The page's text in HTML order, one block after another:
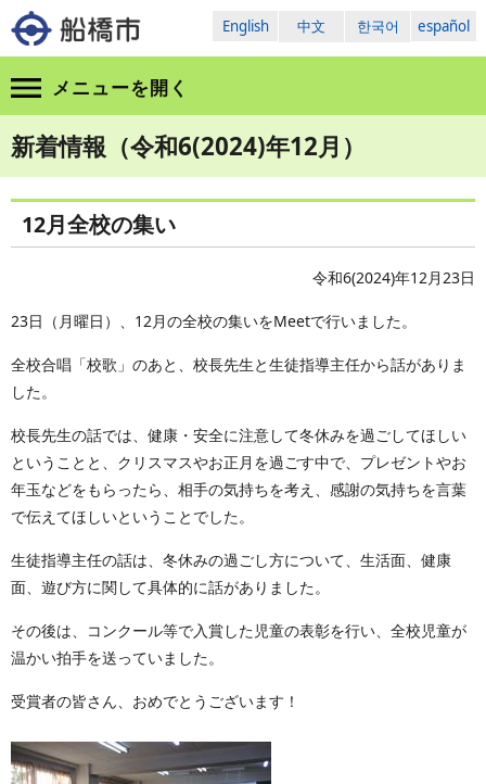
English 中文 한국어 español
メニューを開く
新着情報（令和6(2024)年12月）
12月全校の集い
令和6(2024)年12月23日
23日（月曜日）、12月の全校の集いをMeetで行いました。
全校合唱「校歌」のあと、校長先生と生徒指導主任から話がありま
した。
校長先生の話では、健康・安全に注意して冬休みを過ごしてほしい
ということと、クリスマスやお正月を過ごす中で、プレゼントやお
年玉などをもらったら、相手の気持ちを考え、感謝の気持ちを言葉
で伝えてほしいということでした。
生徒指導主任の話は、冬休みの過ごし方について、生活面、健康
面、遊び方に関して具体的に話がありました。
その後は、コンクール等で入賞した児童の表彰を行い、全校児童が
温かい拍手を送っていました。
受賞者の皆さん、おめでとうございます！